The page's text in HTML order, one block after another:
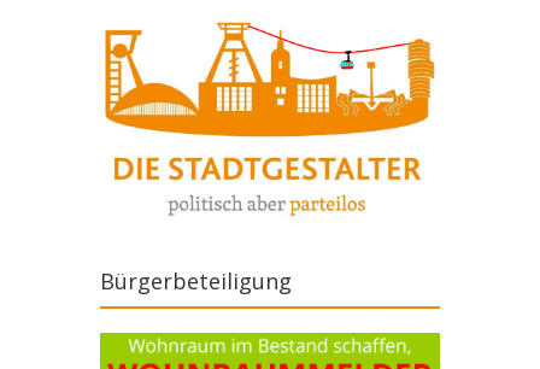
Bürgerbeteiligung